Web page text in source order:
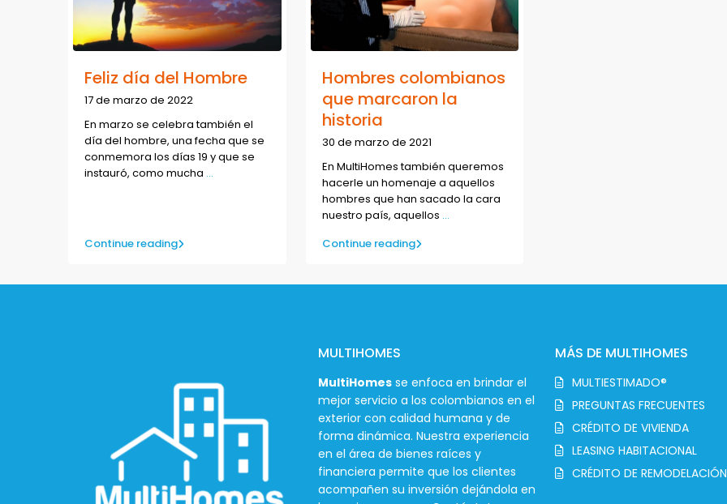
Feliz día del Hombre
17 de marzo de 2022
En marzo se celebra también el
día del hombre, una fecha que se
conmemora los días 19 y que se
instauró, como mucha ...
Continue reading
Hombres colombianos
que marcaron la
historia
30 de marzo de 2021
En MultiHomes también queremos
hacerle un homenaje a aquellos
hombres que han sacado la cara
nuestro país, aquellos ...
Continue reading
MULTIHOMES
MultiHomesse enfoca en brindar el
mejor servicio a los colombianos en el
exterior con calidad humana y de
forma dinámica. Nuestra experiencia
en el área de bienes raíces y
financiera permite que los clientes
acompañen su inversión dejándola en
MÁS DE MULTIHOMES
MULTIESTIMADO®
PREGUNTAS FRECUENTES
CRÉDITO DE VIVIENDA
LEASING HABITACIONAL
CRÉDITO DE REMODELACIÓN